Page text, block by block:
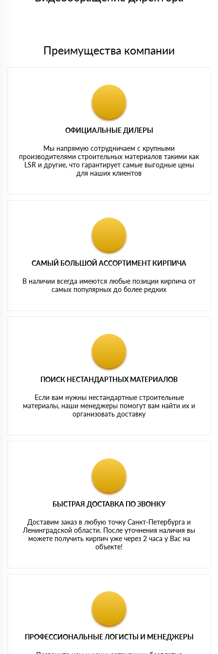
Преимущества компании
ОФИЦИАЛЬНЫЕ ДИЛЕРЫ
Мы напрямую сотрудничаем с крупными
производителями строительных материалов такими как
LSR и другие, что гарантирует самые выгодные цены
для наших клиентов
САМЫЙ БОЛЬШОЙ АССОРТИМЕНТ КИРПИЧА
В наличии всегда имеются любые позиции кирпича от
самых популярных до более редких
ПОИСК НЕСТАНДАРТНЫХ МАТЕРИАЛОВ
Если вам нужны нестандартные строительные
материалы, наши менеджеры помогут вам найти их и
организовать доставку
БЫСТРАЯ ДОСТАВКА ПО ЗВОНКУ
Доставим заказ в любую точку Санкт-Петербурга и
Ленинградской области. После уточнения наличия вы
можете получить кирпич уже через 2 часа у Вас на
объекте!
ПРОФЕССИОНАЛЬНЫЕ ЛОГИСТЫ И МЕНЕДЖЕРЫ